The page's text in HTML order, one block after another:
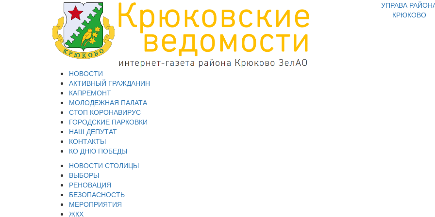
УПРАВА
КРЮКОВО
НОВОСТИ
АКТИВНЫЙ ГРАЖДАНИН
КАПРЕМОНТ
МОЛОДЕЖНАЯ ПАЛАТА
СТОП КОРОНАВИРУС
ГОРОДСКИЕ ПАРКОВКИ
НАШ ДЕПУТАТ
КОНТАКТЫ
КО ДНЮ ПОБЕДЫ
НОВОСТИ СТОЛИЦЫ
ВЫБОРЫ
РЕНОВАЦИЯ
БЕЗОПАСНОСТЬ
МЕРОПРИЯТИЯ
ЖКХ